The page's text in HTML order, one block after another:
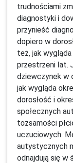
trudnościami
diagnostyki i
przynieść
dopiero w
też, jak
przestrzeni lat.
dziewczynek w
jak wygląda
dorosłość i
społecznych
tożsamości
uczuciowych.
autystycznych
odnajdują się w